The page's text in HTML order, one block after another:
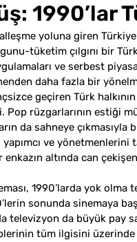
1990’lar
yoluna giren
tüketim çılgını bir
ve serbest
daha fazla bir
geçiren Türk
rüzgarlarının estiği
da sahneye
ve yönetmenlerini
altında can
1990’larda yok
sonunda sinemaya
televizyon da büyük pay
tüm ilgisini